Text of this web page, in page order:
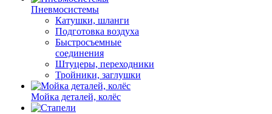
Пневмосистемы
Катушки, шланги
Подготовка воздуха
Быстросъемные
соединения
Штуцеры, переходники
Тройники, заглушки
Мойка деталей, колёс